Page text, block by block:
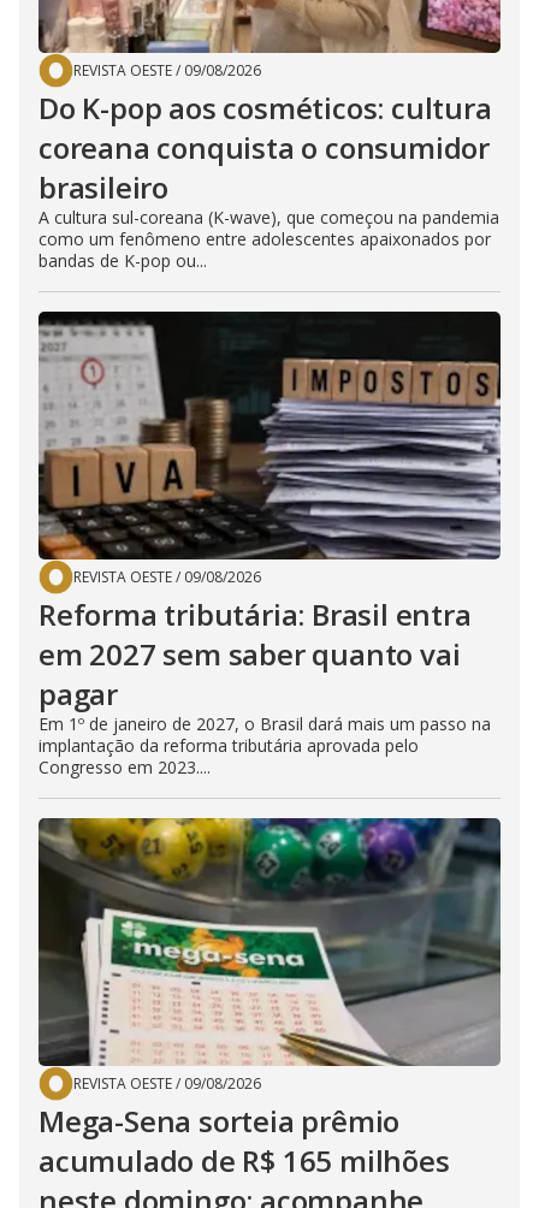
REVISTA OESTE/ 09/08/2026
Do K-pop aos cosméticos: cultura
coreana conquista o consumidor
brasileiro
A cultura sul-coreana (K-wave), que começou na pandemia
como um fenômeno entre adolescentes apaixonados por
bandas de K-pop ou...
REVISTA OESTE/ 09/08/2026
Reforma tributária: Brasil entra
em 2027 sem saber quanto vai
pagar
Em 1º de janeiro de 2027, o Brasil dará mais um passo na
implantação da reforma tributária aprovada pelo
Congresso em 2023....
REVISTA OESTE/ 09/08/2026
Mega-Sena sorteia prêmio
acumulado de R$ 165 milhões